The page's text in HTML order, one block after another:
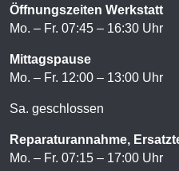
Öffnungszeiten Werkstatt
Mo. – Fr. 07:45 – 16:30 Uhr
Mittagspause
Mo. – Fr. 12:00 – 13:00 Uhr
Sa. geschlossen
Reparaturannahme,
Mo. – Fr. 07:15 – 17:00 Uhr